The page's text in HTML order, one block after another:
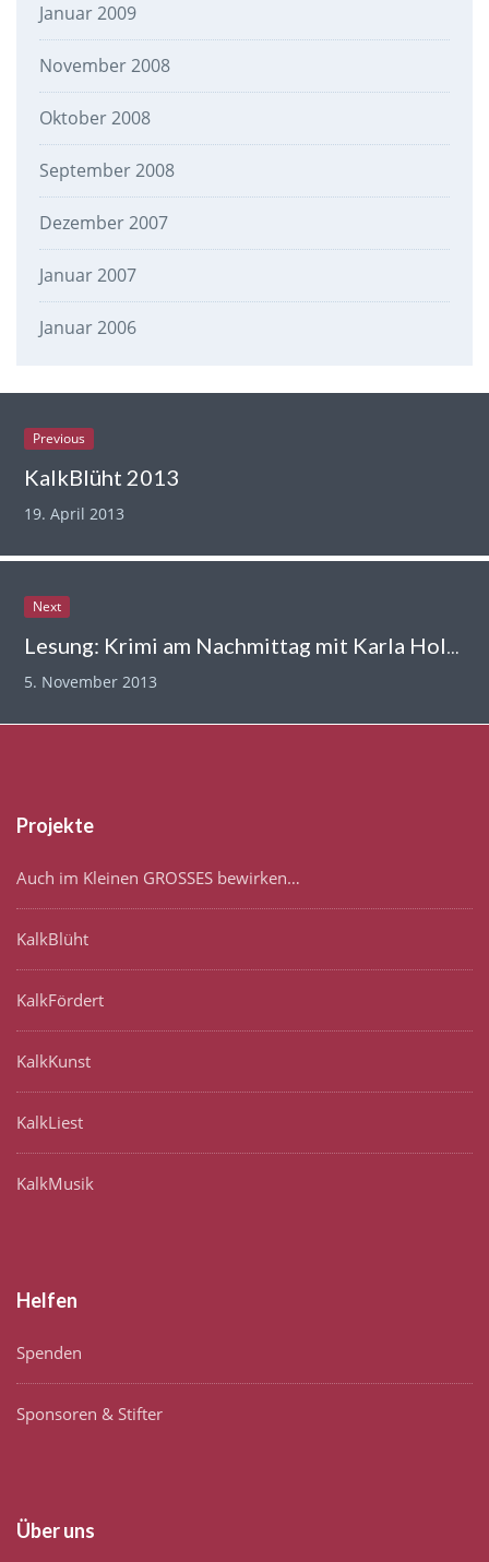
Januar 2009
November 2008
Oktober 2008
September 2008
Dezember 2007
Januar 2007
Januar 2006
Previous
KalkBlüht 2013
19. April 2013
Next
Lesung: Krimi am Nachmittag mit Karla Holm – „stumme Schreie“
5. November 2013
Projekte
Auch im Kleinen GROSSES bewirken…
KalkBlüht
KalkFördert
KalkKunst
KalkLiest
KalkMusik
Helfen
Spenden
Sponsoren & Stifter
Über uns